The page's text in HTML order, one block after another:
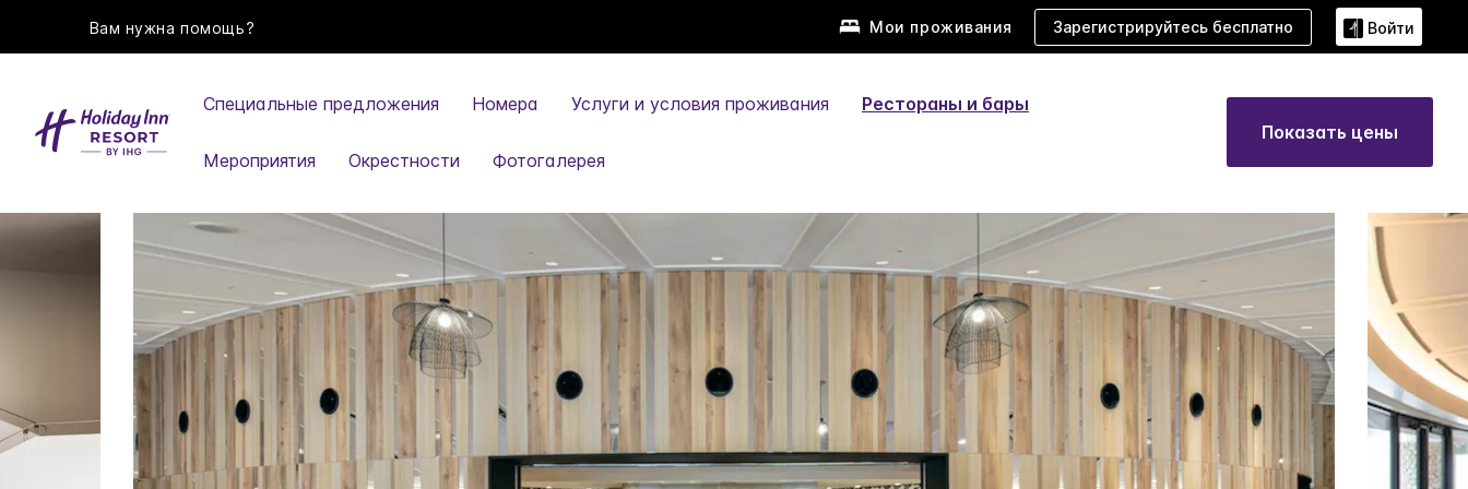
Вам нужна помощь? Мои проживания Зарегистрируйтесь бесплатно Войти
Специальные предложения Номера Услуги и условия проживания Рестораны и бары
Мероприятия Окрестности Фотогалерея
Показать цены